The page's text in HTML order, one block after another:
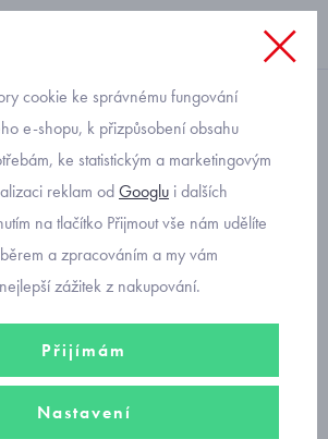
s krajkou
46
cookie ke správnému fungování
e-shopu, k přizpůsobení obsahu
ke statistickým a marketingovým
reklam odGooglu i dalších
na tlačítko Přijmout vše nám udělíte
a zpracováním a my vám
zážitek z nakupování.
Přijímám
Nastavení